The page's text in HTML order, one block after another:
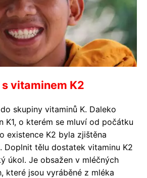
vitaminem K2
skupiny vitaminů K. Daleko
K1, o kterém se mluví od počátku
existence K2 byla zjištěna
Doplnit tělu dostatek vitaminu K2
úkol. Je obsažen v mléčných
které jsou vyráběné z mléka